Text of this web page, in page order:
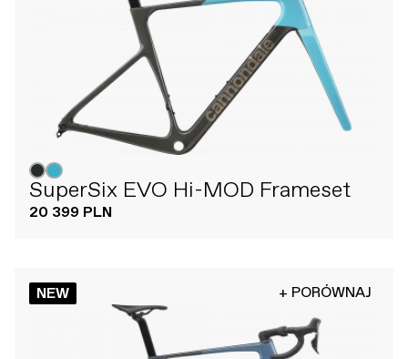
SuperSix EVO Hi-MOD Frameset
20 399 PLN
NEW + PORÓWNAJ